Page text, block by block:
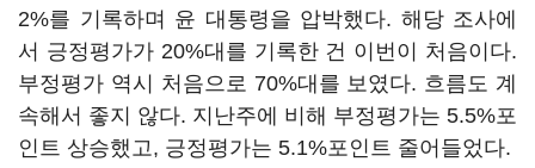
2%를 기록하며 윤 대통령을 압박했다. 해당 조사에
서 긍정평가가 20%대를 기록한 건 이번이 처음이다.
부정평가 역시 처음으로 70%대를 보였다. 흐름도 계
속해서 좋지 않다. 지난주에 비해 부정평가는 5.5%포
인트 상승했고, 긍정평가는 5.1%포인트 줄어들었다.